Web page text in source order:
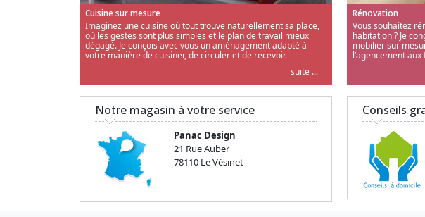
Cuisine sur mesure
Imaginez une cuisine où tout trouve naturellement sa place,
où les gestes sont plus simples et le plan de travail mieux
dégagé. Je conçois avec vous un aménagement adapté à
votre manière de cuisiner, de circuler et de recevoir.
suite ...
Rénovation
Vous souhaitez
habitation ? Je
mobilier sur
l’agencement
Notre magasin à votre service
Panac Design
21 Rue Auber
78110 Le Vésinet
Conseils